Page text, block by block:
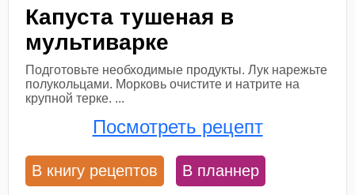
Капуста тушеная в
мультиварке
Подготовьте необходимые продукты. Лук нарежьте
полукольцами. Морковь очистите и натрите на
крупной терке. ...
Посмотреть рецепт
В книгу рецептов В планнер